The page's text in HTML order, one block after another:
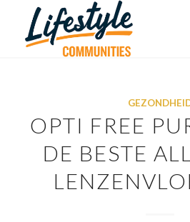
OPTI FREE
DE BESTE